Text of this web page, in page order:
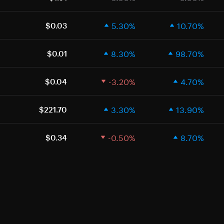
$0.03 5.30% 10.70%
$0.01 8.30% 98.70%
$0.04 -3.20% 4.70%
$221.70 3.30% 13.90%
$0.34 -0.50% 8.70%